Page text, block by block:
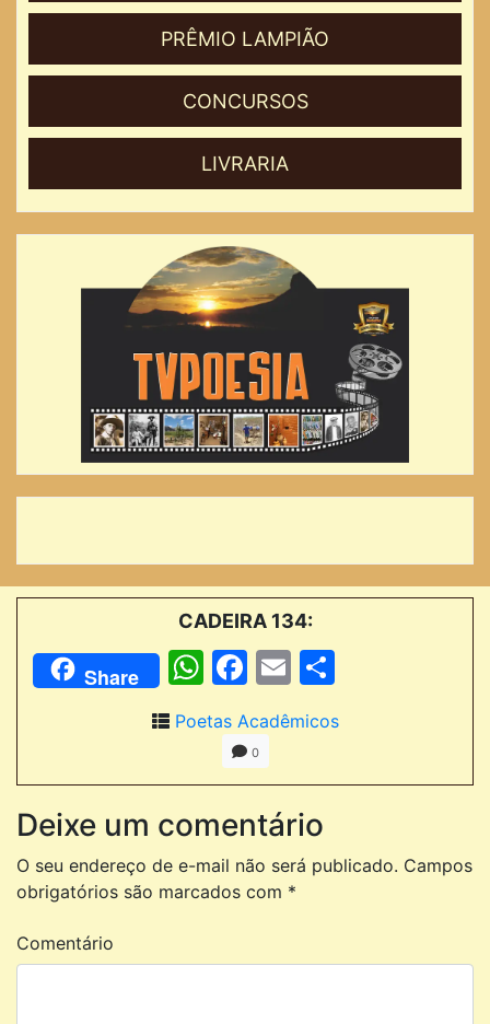
PRÊMIO LAMPIÃO
CONCURSOS
LIVRARIA
CADEIRA 134:
Share WhatsApp
Facebook
Email
Poetas Acadêmicos
0
Deixe um comentário
O seu endereço de e-mail não será publicado. Campos
obrigatórios são marcados com *
Comentário